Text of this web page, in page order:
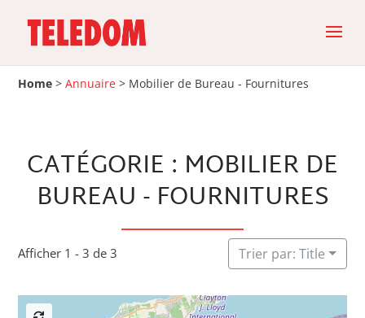
Home >Annuaire > Mobilier de Bureau - Fournitures
CATÉGORIE : MOBILIER DE
BUREAU - FOURNITURES
Afficher 1 - 3 de 3 Trier par: Title